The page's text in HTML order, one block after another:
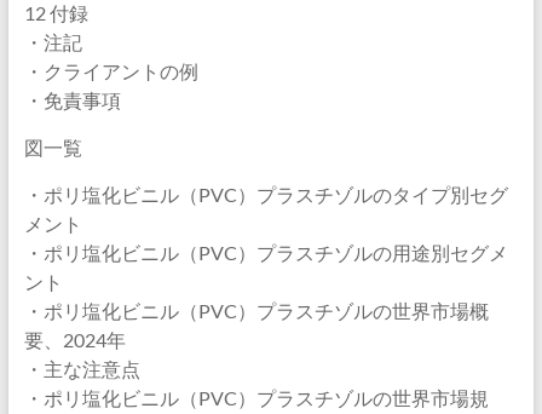
12 付録
・注記
・クライアントの例
・免責事項
図一覧
・ポリ塩化ビニル（PVC）プラスチゾルのタイプ別セグ
メント
・ポリ塩化ビニル（PVC）プラスチゾルの用途別セグメ
ント
・ポリ塩化ビニル（PVC）プラスチゾルの世界市場概
要、2024年
・主な注意点
・ポリ塩化ビニル（PVC）プラスチゾルの世界市場規